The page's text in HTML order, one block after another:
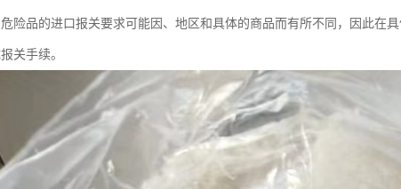
险品的进口报关要求可能因、地区和具体的商品而有所不同，因此在
关手续。